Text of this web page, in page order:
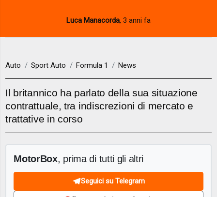
Luca Manacorda, 3 anni fa
Auto Sport Auto Formula 1 News
Il britannico ha parlato della sua situazione
contrattuale, tra indiscrezioni di mercato e
trattative in corso
MotorBox, prima di tutti gli altri
Seguici su Telegram